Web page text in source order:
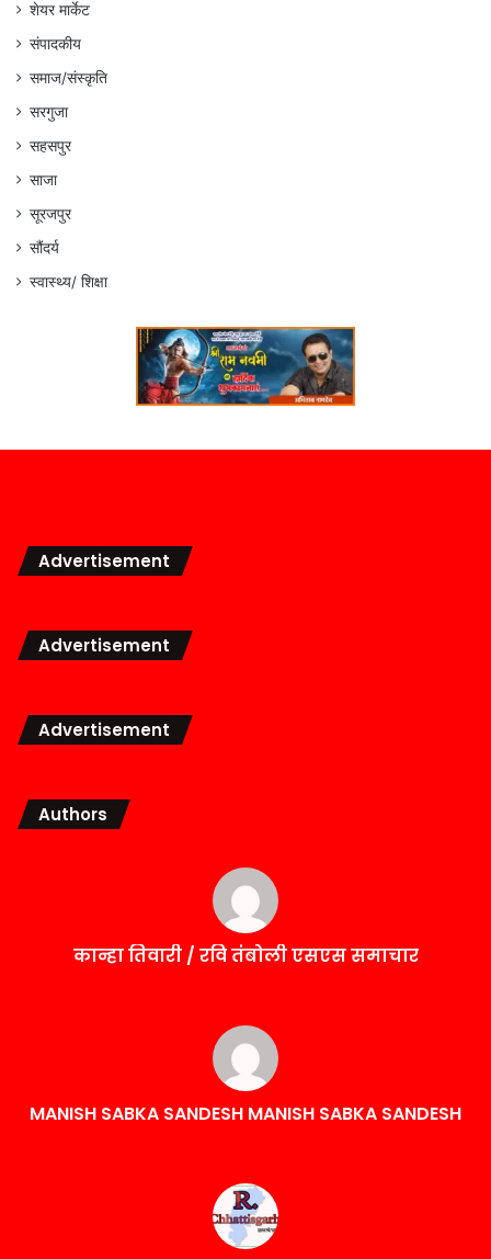
शेयर मार्केट
संपादकीय
समाज/संस्कृति
सरगुजा
सहसपुर
साजा
सूरजपुर
सौंदर्य
स्वास्थ्य/ शिक्षा
Advertisement
Advertisement
Advertisement
Authors
कान्हा तिवारी / रवि तंबोली एसएस समाचार
MANISH SABKA SANDESH MANISH SABKA SANDESH